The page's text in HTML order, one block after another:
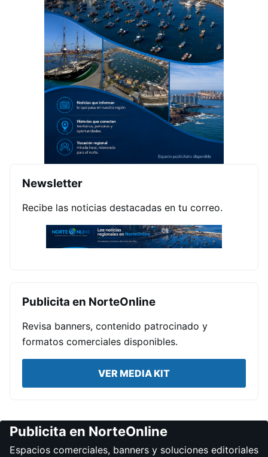
Newsletter
Recibe las noticias destacadas en tu correo.
Publicita en NorteOnline
Revisa banners, contenido patrocinado y
formatos comerciales disponibles.
VER MEDIA KIT
Publicita en NorteOnline
Espacios comerciales, banners y soluciones editoriales